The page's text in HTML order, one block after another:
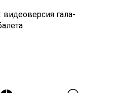
видеоверсия гала-